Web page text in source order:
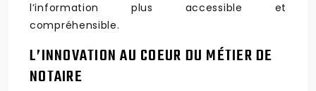
l’information plus accessible et
compréhensible.
L’INNOVATION AU COEUR DU MÉTIER DE
NOTAIRE